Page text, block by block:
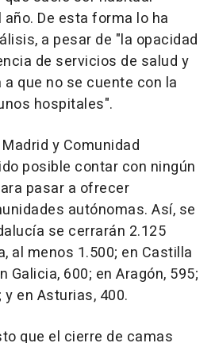
De esta forma lo ha
a pesar de "la opacidad
de servicios de salud y
que no se cuente con la
hospitales".
y Comunidad
posible contar con ningún
pasar a ofrecer
autónomas. Así, se
se cerrarán 2.125
al menos 1.500; en Castilla
Galicia, 600; en Aragón, 595;
en Asturias, 400.
que el cierre de camas